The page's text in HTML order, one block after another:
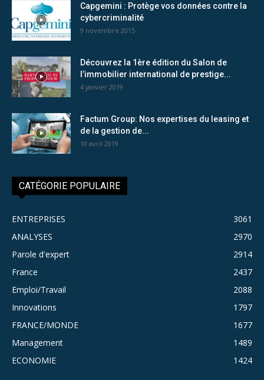
Capgemini : Protège vos données contre la
cybercriminalité
9 novembre 2015
Découvrez la 1ère édition du Salon de
l’immobilier international de prestige...
4 janvier 2019
Factum Group: Nos expertises du leasing et
de la gestion de...
10 avril 2019
CATÉGORIE POPULAIRE
ENTREPRISES
3061
ANALYSES
2970
Parole d'expert
2914
France
2437
Emploi/Travail
2088
Innovations
1797
FRANCE/MONDE
1677
Management
1489
ECONOMIE
1424